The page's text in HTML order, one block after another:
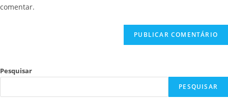
comentar.
Pesquisar
PESQUISAR